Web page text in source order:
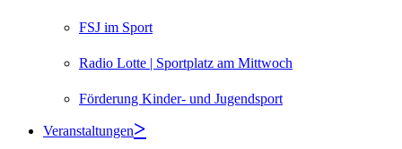
FSJ im Sport
Radio Lotte | Sportplatz am Mittwoch
Förderung Kinder- und Jugendsport
Veranstaltungen